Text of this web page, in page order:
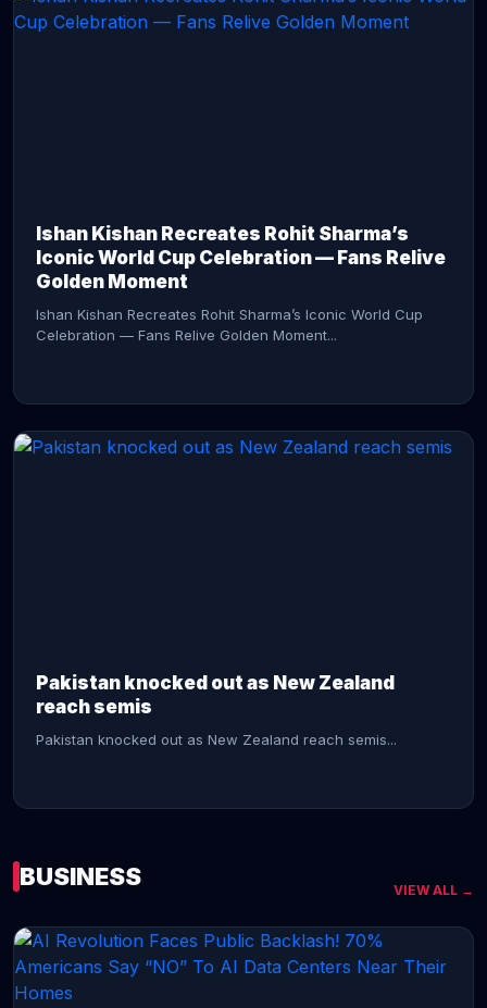
Ishan Kishan Recreates Rohit Sharma’s
Iconic World Cup Celebration — Fans Relive
Golden Moment
Ishan Kishan Recreates Rohit Sharma’s Iconic World Cup
Celebration — Fans Relive Golden Moment...
Pakistan knocked out as New Zealand
reach semis
Pakistan knocked out as New Zealand reach semis...
CONTINUE READING →
BUSINESS VIEW ALL →